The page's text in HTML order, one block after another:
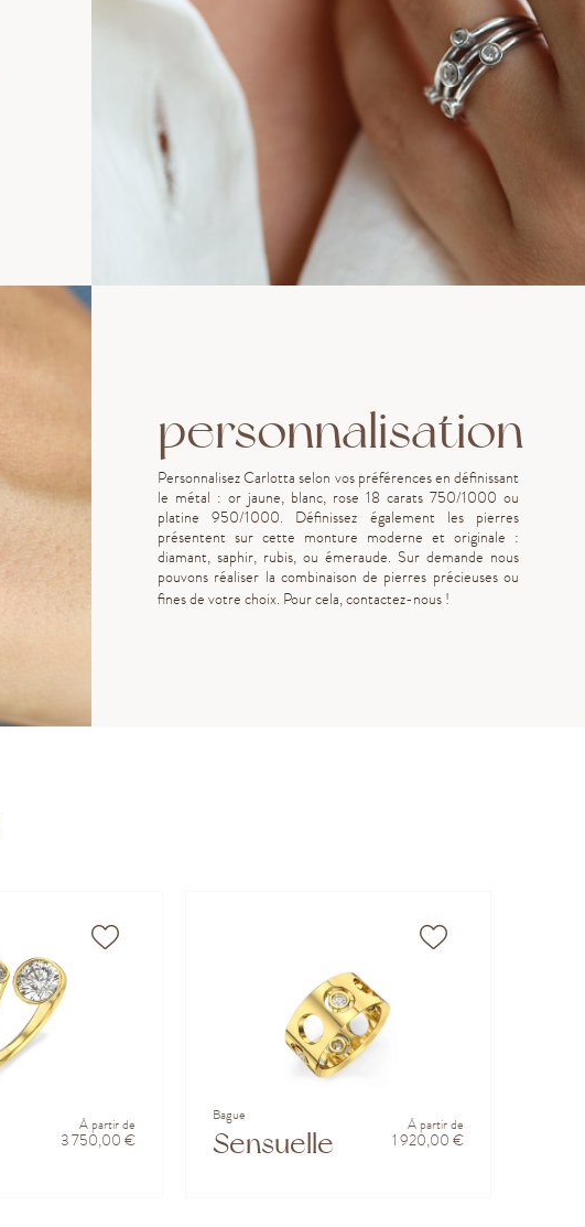
personnalisation
Personnalisez Carlotta selon vos préférences en définissant
le métal : or jaune, blanc, rose 18 carats 750/1000 ou
platine 950/1000. Définissez également les pierres
présentent sur cette monture moderne et originale :
diamant, saphir, rubis, ou émeraude. Sur demande nous
pouvons réaliser la combinaison de pierres précieuses ou
fines de votre choix. Pour cela, contactez-nous !
À partir de
3 750,00 €
Bague
Sensuelle
À partir de
1 920,00 €